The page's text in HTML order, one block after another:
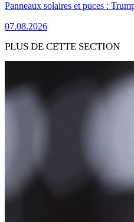
Panneaux solaires et puces :
07.08.2026
PLUS DE CETTE SECTION